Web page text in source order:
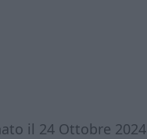
il 24 Ottobre 2024